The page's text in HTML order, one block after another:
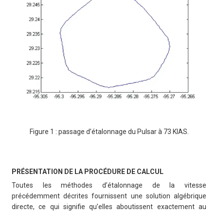
Figure 1 : passage d’étalonnage du Pulsar à 73 KIAS.
PRÉSENTATION DE LA PROCÉDURE DE CALCUL
Toutes les méthodes d’étalonnage de la vitesse
précédemment décrites fournissent une solution algébrique
directe, ce qui signifie qu’elles aboutissent exactement au